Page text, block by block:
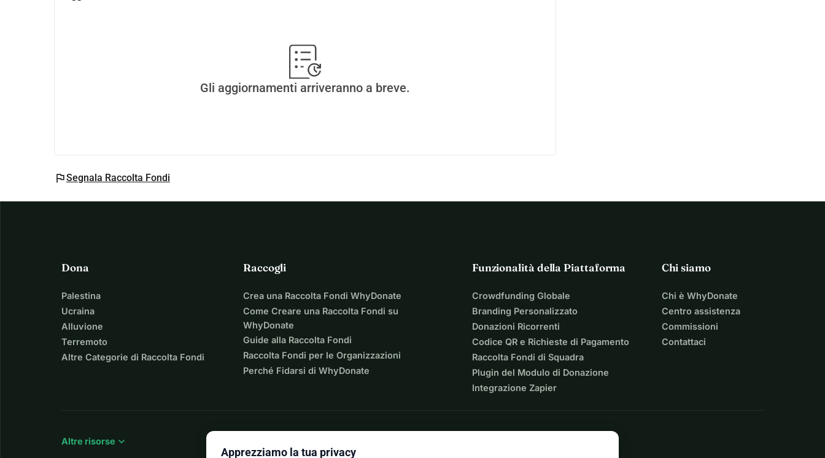
Gli aggiornamenti arriveranno a breve.
flagSegnala Raccolta Fondi
Dona
Palestina
Ucraina
Alluvione
Terremoto
Altre Categorie di Raccolta Fondi
Raccogli
Crea una Raccolta Fondi WhyDonate
Come Creare una Raccolta Fondi su
WhyDonate
Guide alla Raccolta Fondi
Raccolta Fondi per le Organizzazioni
Perché Fidarsi di WhyDonate
Funzionalità della Piattaforma
Crowdfunding Globale
Branding Personalizzato
Donazioni Ricorrenti
Codice QR e Richieste di Pagamento
Raccolta Fondi di Squadra
Plugin del Modulo di Donazione
Integrazione Zapier
Chi siamo
Chi è WhyDonate
Centro assistenza
Commissioni
Contattaci
Altre risorse expand_more
Apprezziamo la tua privacy